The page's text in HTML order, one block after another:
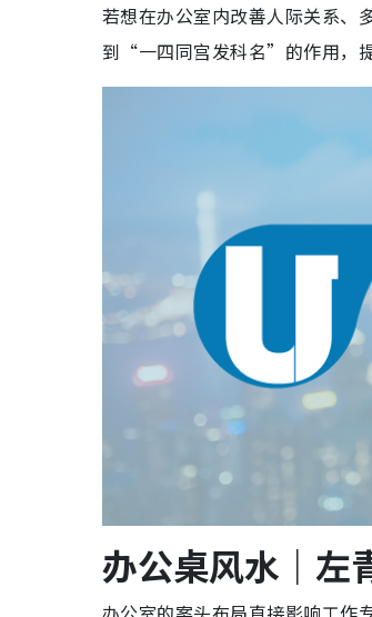
若想在办公室内改善人际关系、
到“一四同宫发科名”的作用，
办公桌风水｜左